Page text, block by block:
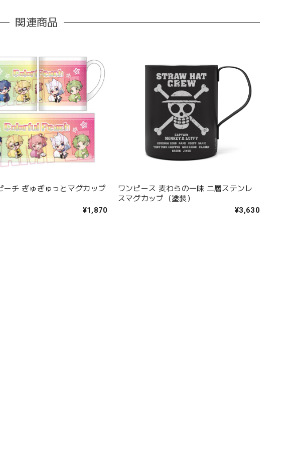
関連商品
ーチ ぎゅぎゅっとマグカップ
¥1,870
ワンピース 麦わらの一味 二層ステンレ
スマグカップ（塗装）
¥3,630